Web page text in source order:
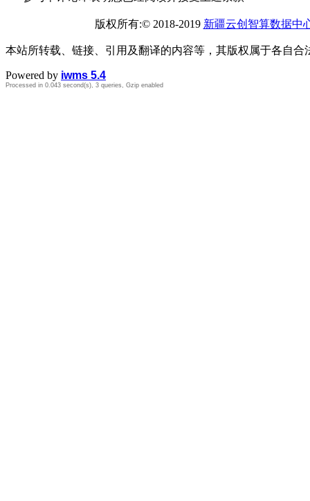
版权所有:© 2018-2019 新疆云创智算数据中
本站所转载、链接、引用及翻译的内容等，其版权属于各自合
Powered by iwms 5.4
Processed in 0.043 second(s), 3 queries, Gzip enabled